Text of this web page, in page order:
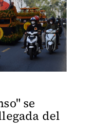
se
del